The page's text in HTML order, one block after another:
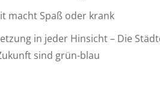
macht Spaß oder krank
in jeder Hinsicht – Die
sind grün-blau